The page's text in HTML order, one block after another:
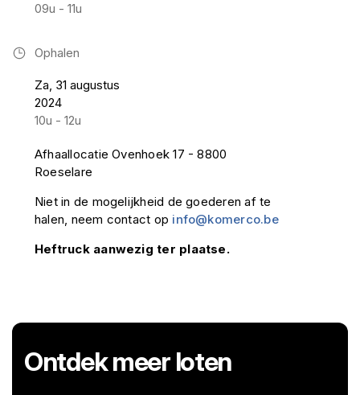
09u - 11u
Ophalen
Za, 31 augustus
2024
10u - 12u
Afhaallocatie Ovenhoek 17 - 8800
Roeselare
Niet in de mogelijkheid de goederen af te
halen, neem contact op info@komerco.be
Heftruck aanwezig ter plaatse.
Ontdek meer loten